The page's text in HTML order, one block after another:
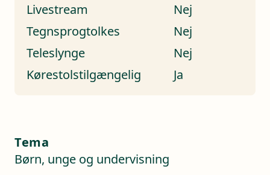
Livestream
Nej
Tegnsprogtolkes
Nej
Teleslynge
Nej
Kørestolstilgængelig
Ja
Tema
Børn, unge og undervisning